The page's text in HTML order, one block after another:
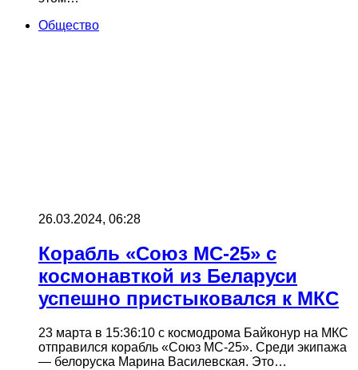
Общество
26.03.2024, 06:28
Корабль «Союз МС-25» с
космонавткой из Беларуси
успешно пристыковался к МКС
23 марта в 15:36:10 с космодрома Байконур на МКС
отправился корабль «Союз МС-25». Среди экипажа
— белоруска Марина Василевская. Это…